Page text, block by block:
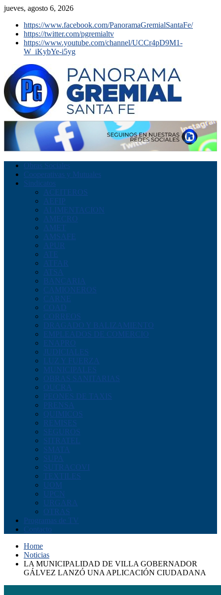
jueves, agosto 6, 2026
https://www.facebook.com/PanoramaGremialSantaFe/
https://twitter.com/pgremialtv
https://www.youtube.com/channel/UCCr4pD9M1-
W_iKybYe-i5yg
Obras Sociales
Cooperativas y Mutuales
Sindicatos
ACEITEROS
AEFIP
ALIMENTACION
AMECRO
AMET
AMSAFE
APUR
ATE
ATFAR
ATSA
BANCARIA
CAMIONEROS
CARNE
COAD
CORREOS
DRAGADO Y BALIZAMIENTO
EMPLEADOS DE COMERCIO
ENAPRO
JUDICIALES
LUZ Y FUERZA
MUNICIPALES
OBRAS SANITARIAS
OUCRA
PEONES DE TAXIS
PRENSA
QUIMICOS
REMISES
SEGUROS
SITRATEL
SMATA
SUPA
SUTRACOVI
TEXTILES
UOM
UPCN
URGARA
OTRAS
Programas de TV
Contacto
Home
Noticias
LA MUNICIPALIDAD DE VILLA GOBERNADOR
GÁLVEZ LANZÓ UNA APLICACIÓN CIUDADANA